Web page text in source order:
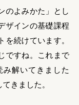
のよみかた」とし
ザインの基礎課程
を続けています。
ですね。これまで
解いてきました
きました。